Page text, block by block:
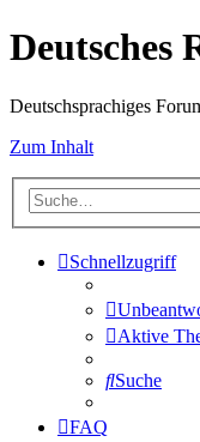
Deutsches
Deutschsprachiges
Zum Inhalt
Schnellzugriff
Aktive
Suche
FAQ